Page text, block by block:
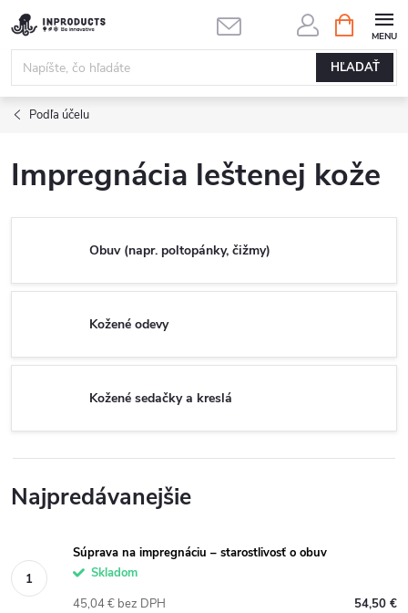
Prejsť
na
obsah
HĽADAŤ
KOŠÍK
Podľa účelu
Impregnácia leštenej kože
Obuv (napr. poltopánky, čižmy)
Kožené odevy
Kožené sedačky a kreslá
Najpredávanejšie
Súprava na impregnáciu – starostlivosť o obuv
Skladom
54,50 €
45,04 € bez DPH